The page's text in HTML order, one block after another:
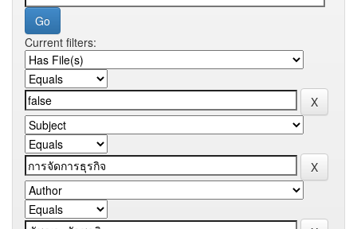
Current filters: